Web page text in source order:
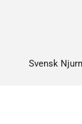
Svensk